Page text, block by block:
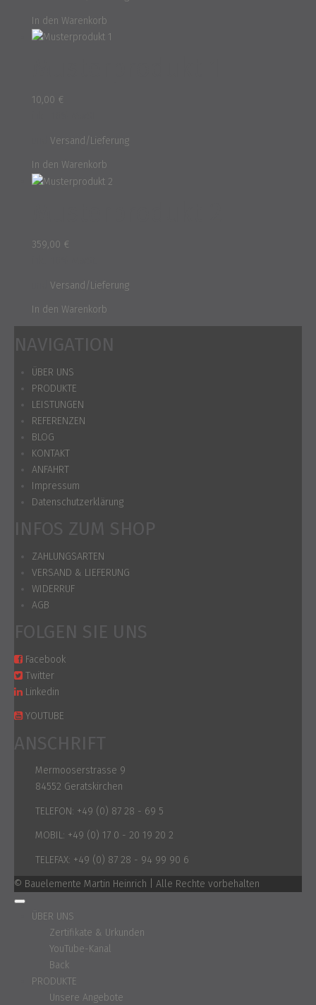
In den Warenkorb
10,00 €
Versand/Lieferung
In den Warenkorb
359,00 €
Versand/Lieferung
In den Warenkorb
NAVIGATION
ÜBER UNS
PRODUKTE
LEISTUNGEN
REFERENZEN
BLOG
KONTAKT
ANFAHRT
Impressum
Datenschutzerklärung
INFOS ZUM SHOP
ZAHLUNGSARTEN
VERSAND & LIEFERUNG
WIDERRUF
AGB
FOLGEN SIE UNS
Facebook
Twitter
Linkedin
YOUTUBE
ANSCHRIFT
Mermooserstrasse 9
84552 Geratskirchen
TELEFON: +49 (0) 87 28 - 69 5
MOBIL: +49 (0) 17 0 - 20 19 20 2
TELEFAX: +49 (0) 87 28 - 94 99 90 6
© Bauelemente Martin Heinrich | Alle Rechte vorbehalten
ÜBER UNS
Zertifikate & Urkunden
YouTube-Kanal
Back
PRODUKTE
Unsere Angebote